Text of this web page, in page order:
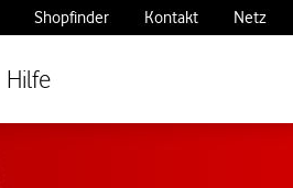
Shopfinder Kontakt Netz
Hilfe